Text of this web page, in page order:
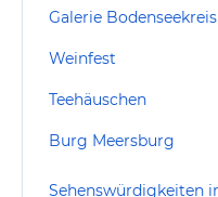
Weinfest
Teehäuschen
Burg Meersburg
Sehenswürdigkeiten